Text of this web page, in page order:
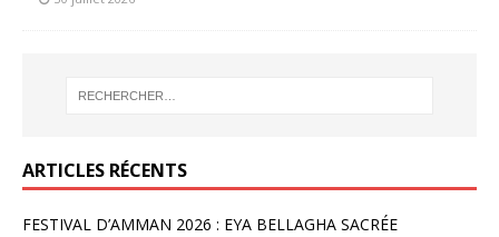
ARTICLES RÉCENTS
FESTIVAL D’AMMAN 2026 : EYA BELLAGHA SACRÉE